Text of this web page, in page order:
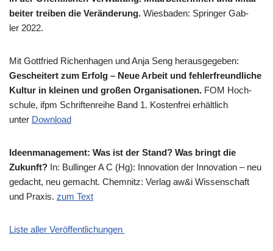
bei­ter trei­ben die Ver­än­de­rung. Wies­ba­den: Sprin­ger Gab­
ler 2022.
Mit Gott­fried Richen­ha­gen und Anja Seng her­aus­ge­ge­ben:
Geschei­tert zum Erfolg – Neue Arbeit und feh­ler­freund­li­che
Kul­tur in klei­nen und gro­ßen Orga­ni­sa­tio­nen. FOM Hoch­
schu­le, ifpm Schrif­ten­rei­he Band 1. Kosten­frei erhält­lich
unter Down­load
Ideen­ma­nage­ment: Was ist der Stand? Was bringt die
Zukunft? In: Bul­lin­ger A C (Hg): Inno­va­ti­on der Inno­va­ti­on – neu
gedacht, neu gemacht. Chem­nitz: Ver­lag aw&i Wis­sen­schaft
und Pra­xis. zum Text
Liste aller Veröffentlichungen